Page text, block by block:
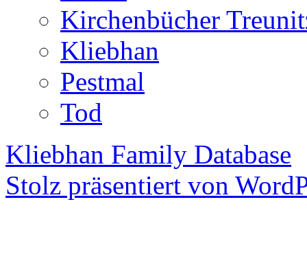
Kirchenbücher
Kliebhan
Pestmal
Tod
Kliebhan Family Database
Stolz präsentiert von